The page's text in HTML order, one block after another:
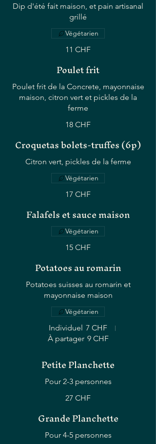
Dip d'été fait maison, et pain artisanal
grillé
11 CHF
Végétarien
Poulet frit
Poulet frit de la Concrete, mayonnaise
maison, citron vert et pickles de la
ferme
18 CHF
Croquetas bolets-truffes (6p)
Citron vert, pickles de la ferme
17 CHF
Végétarien
Falafels et sauce maison
15 CHF
Végétarien
Potatoes au romarin
Potatoes suisses au romarin et
mayonnaise maison
Individuel 7 CHF
À partager 9 CHF
Végétarien
Petite Planchette
Pour 2-3 personnes
27 CHF
Grande Planchette
Pour 4-5 personnes